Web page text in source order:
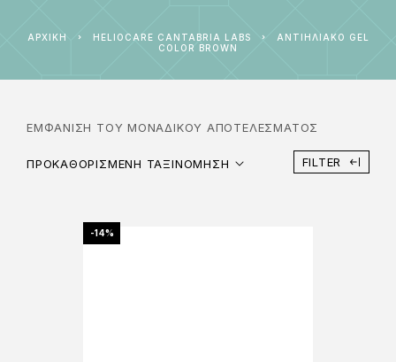
ΑΡΧΙΚΉ HELIOCARE CANTABRIA LABS
ΑΝΤΙΗΛΙΑΚΟ GEL
COLOR BROWN
ΕΜΦΆΝΙΣΗ ΤΟΥ ΜΟΝΑΔΙΚΟΎ ΑΠΟΤΕΛΈΣΜΑΤΟΣ
ΠΡΟΚΑΘΟΡΙΣΜΈΝΗ ΤΑΞΙΝΌΜΗΣΗ FILTER
-14%